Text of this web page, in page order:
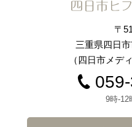
〒
三重県四日
（四日市メデ
9時-12